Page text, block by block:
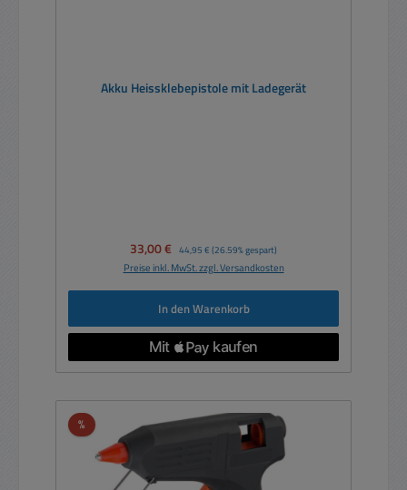
Akku Heissklebepistole mit Ladegerät
Verkaufspreis:
33,00 € Regulärer Preis:
44,95 € (26.59% gespart)
Preise inkl. MwSt. zzgl. Versandkosten
In den Warenkorb
%Rabatt